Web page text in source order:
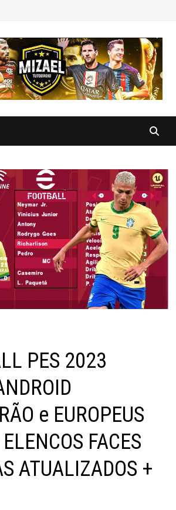
PES 2023
e EUROPEUS
FACES
ATUALIZADOS +